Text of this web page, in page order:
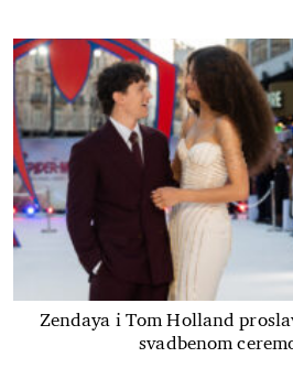
Zendaya i Tom Holland
svadbenom